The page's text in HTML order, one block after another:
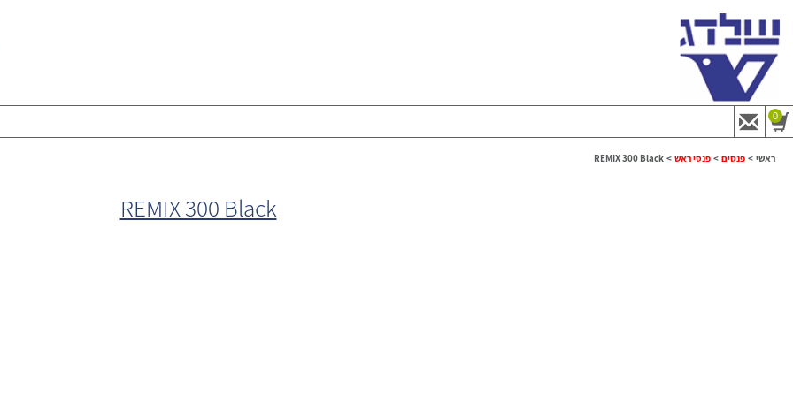
0
ראשי > פנסים > פנסי ראש >
REMIX 300 Black
REMIX 300 Black